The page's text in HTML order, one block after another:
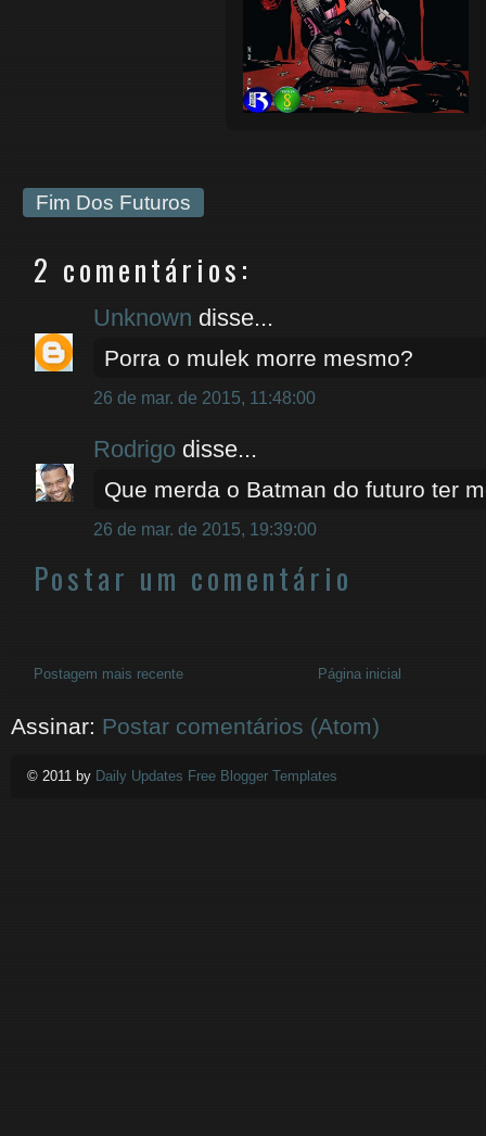
Fim Dos Futuros
2 comentários:
Unknown disse...
Porra o mulek morre mesmo?
26 de mar. de 2015, 11:48:00
Rodrigo disse...
Que merda o Batman do futuro ter
26 de mar. de 2015, 19:39:00
Postar um comentário
Postagem mais recente Página inicial
Assinar: Postar comentários (Atom)
© 2011 by Daily Updates Free Blogger Templates